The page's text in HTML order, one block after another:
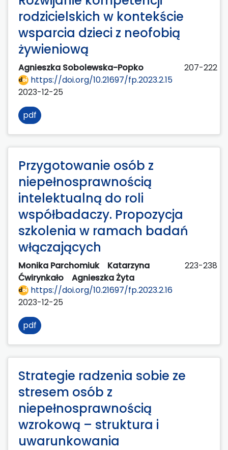
rodzicielskich w kontekście
wsparcia dzieci z neofobią
żywieniową
Agnieszka Sobolewska-Popko
207-222
https://doi.org/10.21697/fp.2023.2.15
2023-12-25
pdf
Przygotowanie osób z
niepełnosprawnością
intelektualną do roli
współbadaczy. Propozycja
szkolenia w ramach badań
włączających
Monika Parchomiuk
Katarzyna
Ćwirynkało
Agnieszka Żyta
223-238
https://doi.org/10.21697/fp.2023.2.16
2023-12-25
pdf
Strategie radzenia sobie ze
stresem osób z
niepełnosprawnością
wzrokową – struktura i
uwarunkowania